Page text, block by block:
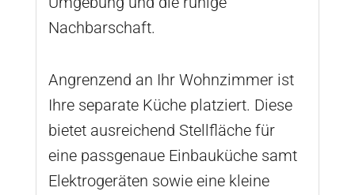
Nachbarschaft.
Angrenzend an Ihr Wohnzimmer ist
Ihre separate Küche platziert. Diese
bietet ausreichend Stellfläche für
eine passgenaue Einbauküche samt
Elektrogeräten sowie eine kleine